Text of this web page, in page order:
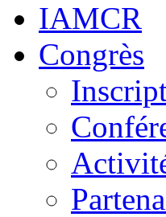
IAMCR
Congrès